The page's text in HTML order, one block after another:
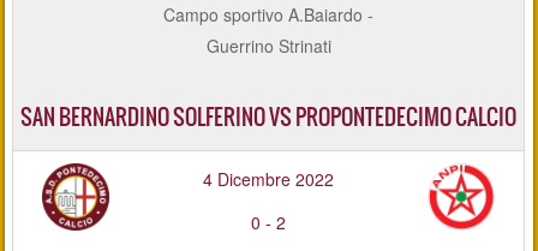
Campo sportivo A.Baiardo -
Guerrino Strinati
SAN BERNARDINO SOLFERINO VS PROPONTEDECIMO CALCIO
4 Dicembre 2022
0 -2